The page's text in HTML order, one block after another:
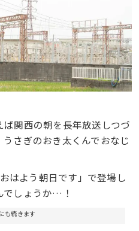
ば関西の朝を長年放送しつづ
さぎのおき太くんでおなじ
はよう朝日です」で登場し
でしょうか…！
も続きます